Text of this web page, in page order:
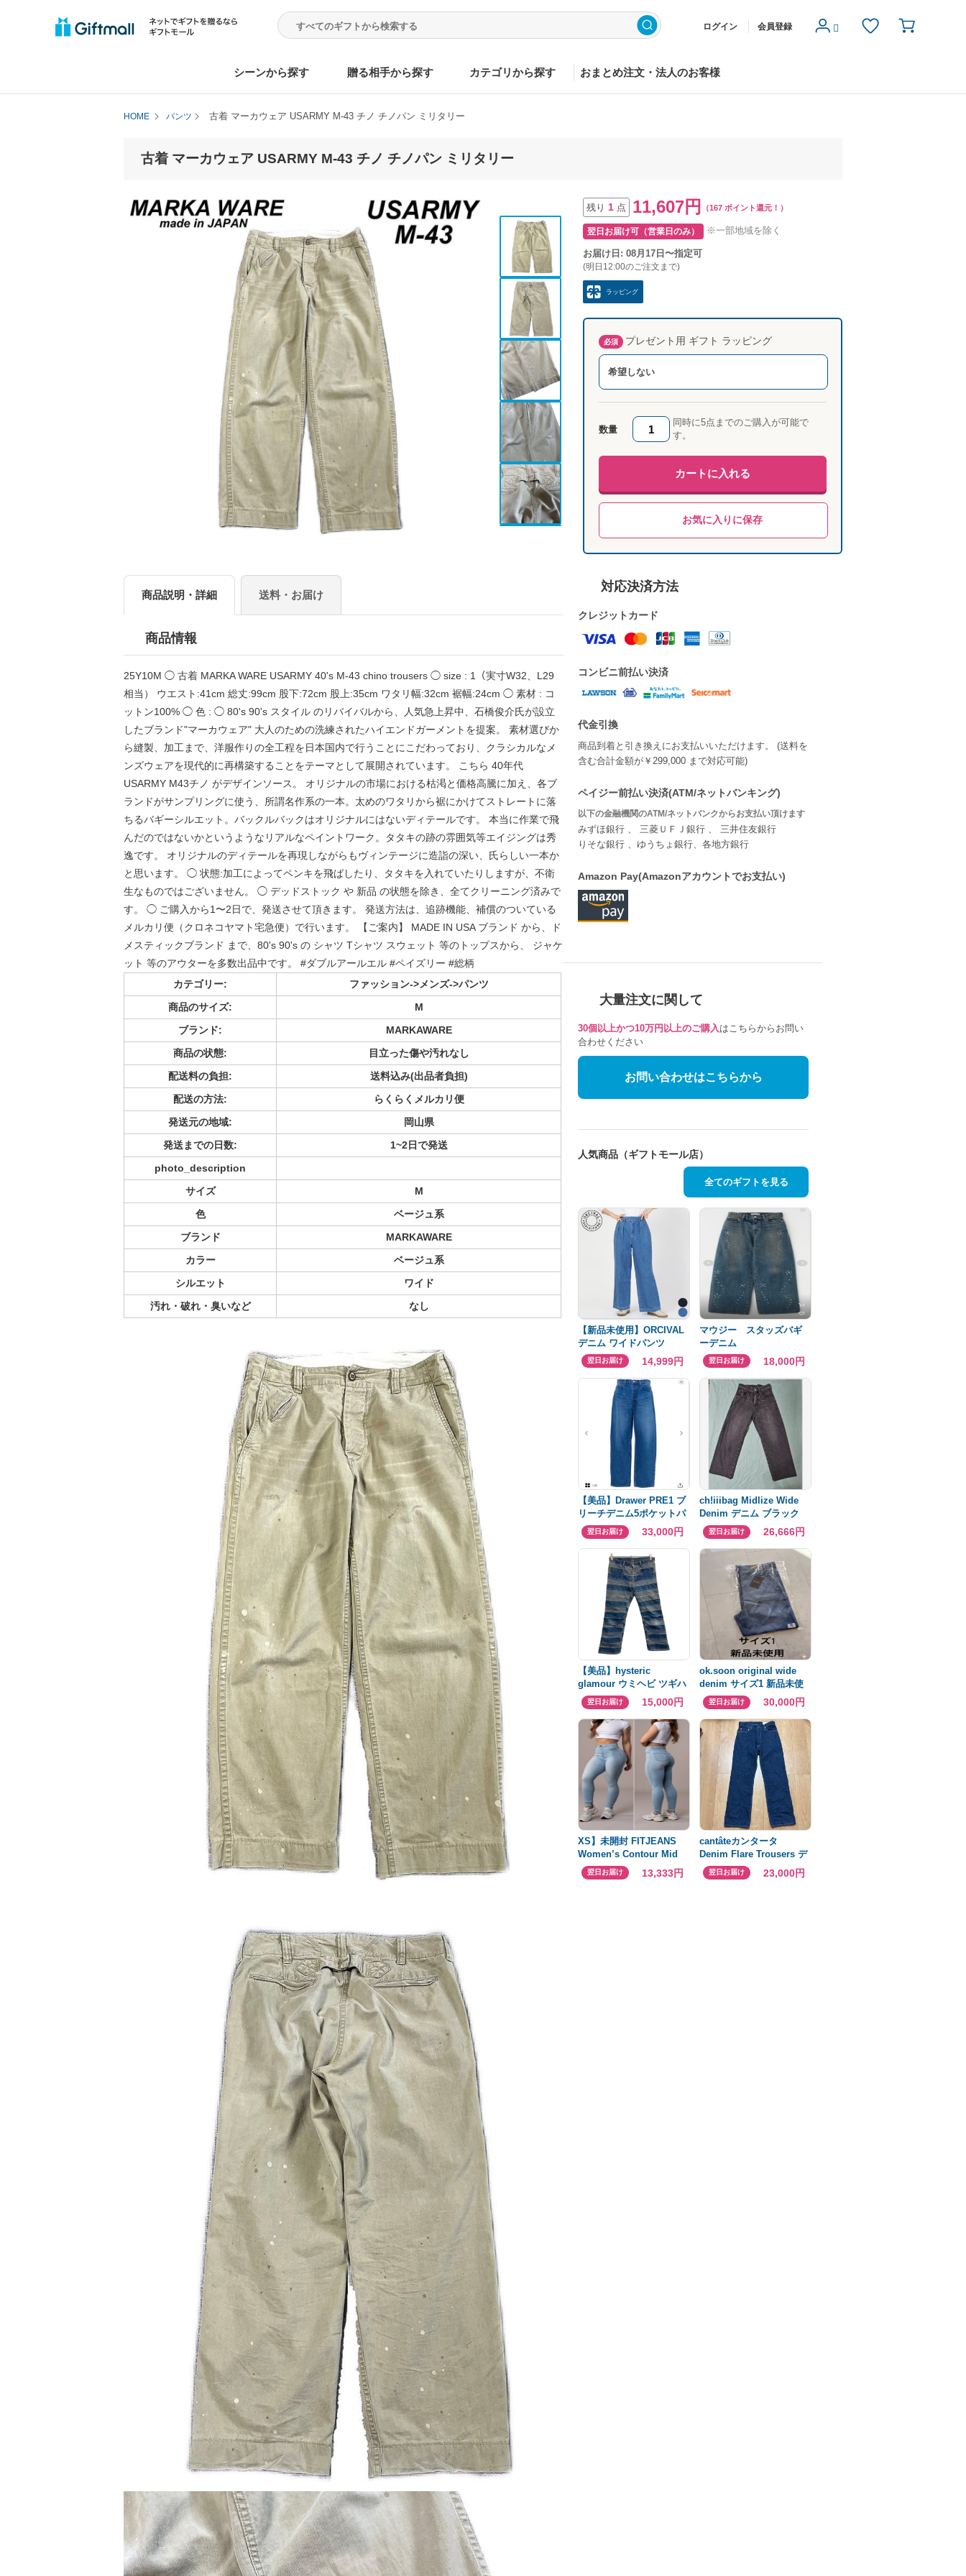
ログイン 会員登録
シーンから探す 贈る相手から探す カテゴリから探す おまとめ注文・法人のお客様
HOME パンツ 古着 マーカウェア USARMY M-43 チノ チノパン ミリタリー
古着 マーカウェア USARMY M-43 チノ チノパン ミリタリー
商品説明・詳細 送料・お届け
商品情報
25Y10M ◯ 古着 MARKA WARE USARMY 40's M-43 chino trousers ◯ size : 1（実寸W32、L29
相当） ウエスト:41cm 総丈:99cm 股下:72cm 股上:35cm ワタリ幅:32cm 裾幅:24cm ◯ 素材 : コ
ットン100% ◯ 色 : ◯ 80's 90's スタイル のリバイバルから、人気急上昇中、石橋俊介氏が設立
したブランド"マーカウェア" 大人のための洗練されたハイエンドガーメントを提案。 素材選びか
ら縫製、加工まで、洋服作りの全工程を日本国内で行うことにこだわっており、クラシカルなメ
ンズウェアを現代的に再構築することをテーマとして展開されています。 こちら 40年代
USARMY M43チノ がデザインソース。 オリジナルの市場における枯渇と価格高騰に加え、各ブ
ランドがサンプリングに使う、所謂名作系の一本。太めのワタリから裾にかけてストレートに落
ちるバギーシルエット。バックルバックはオリジナルにはないディテールです。 本当に作業で飛
んだのではないかというようなリアルなペイントワーク。タタキの跡の雰囲気等エイジングは秀
逸です。 オリジナルのディテールを再現しながらもヴィンテージに造詣の深い、氏らしい一本か
と思います。 ◯ 状態:加工によってペンキを飛ばしたり、タタキを入れていたりしますが、不衛
生なものではございません。 ◯ デッドストック や 新品 の状態を除き、全てクリーニング済みで
す。 ◯ ご購入から1〜2日で、発送させて頂きます。 発送方法は、追跡機能、補償のついている
メルカリ便（クロネコヤマト宅急便）で行います。 【ご案内】 MADE IN USA ブランド から、ド
メスティックブランド まで、80's 90's の シャツ Tシャツ スウェット 等のトップスから、 ジャケ
ット 等のアウターを多数出品中です。 #ダブルアールエル #ペイズリー #総柄
カテゴリー:
ファッション->メンズ->パンツ
商品のサイズ:
M
ブランド:
MARKAWARE
商品の状態:
目立った傷や汚れなし
配送料の負担:
送料込み(出品者負担)
配送の方法:
らくらくメルカリ便
発送元の地域:
岡山県
発送までの日数:
1~2日で発送
photo_description
サイズ
M
色
ベージュ系
ブランド
MARKAWARE
カラー
ベージュ系
シルエット
ワイド
汚れ・破れ・臭いなど
なし
残り 1 点 11,607円 （167 ポイント還元！）
翌日お届け可（営業日のみ） ※一部地域を除く
お届け日: 08月17日〜指定可
(明日12:00のご注文まで)
ラッピング
必須 プレゼント用 ギフト ラッピング
希望しない
数量
同時に5点までのご購入が可能で
す。
カートに入れる
お気に入りに保存
対応決済方法
クレジットカード
コンビニ前払い決済
代金引換
商品到着と引き換えにお支払いいただけます。 (送料を
含む合計金額が￥299,000 まで対応可能)
ペイジー前払い決済(ATM/ネットバンキング)
以下の金融機関のATM/ネットバンクからお支払い頂けます
みずほ銀行 、 三菱ＵＦＪ銀行 、 三井住友銀行
りそな銀行 、ゆうちょ銀行、各地方銀行
Amazon Pay(Amazonアカウントでお支払い)
大量注文に関して
30個以上かつ10万円以上のご購入 はこちらからお問い
合わせください
お問い合わせはこちらから
人気商品（ギフトモール店）
全てのギフトを見る
【新品未使用】ORCIVAL
デニム ワイドパンツ
翌日お届け 14,999円
マウジー スタッズバギ
ーデニム
翌日お届け 18,000円
【美品】Drawer PRE1 ブ
リーチデニム5ポケットパ
ンツ ジーンズ 36
翌日お届け 33,000円
ch!iiibag Midlize Wide
Denim デニム ブラック
36翌日お届け 26,666円
【美品】hysteric
glamour ウミヘビ ツギハ
ギデニム
翌日お届け 15,000円
ok.soon original wide
denim サイズ1 新品未使
用翌日お届け 30,000円
XS】未開封 FITJEANS
Women’s Contour Mid
翌日お届け 13,333円
cantâteカンタータ
Denim Flare Trousers デ
ニムパンツ
翌日お届け 23,000円